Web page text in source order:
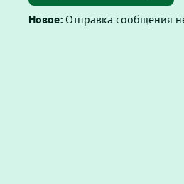
Новое: Отправка сообщения